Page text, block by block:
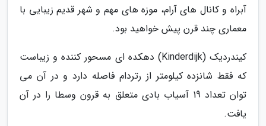
آبراه و کانال های آرام، موزه های مهم و شهر قدیم زیبایی با
معماری چند قرن پیش خواهید بود.
کیندردیک (Kinderdijk) دهکده ای مسحور کننده و زیباست
که فقط شانزده کیلومتر از رتردام فاصله دارد و در آن می
توان تعداد 19 آسیاب بادی متعلق به قرون وسطا را در آن
یافت.